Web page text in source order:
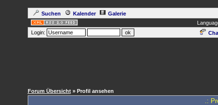
Suchen Kalender
Galerie
Login:
Forum Übersicht» Profil ansehen
.: